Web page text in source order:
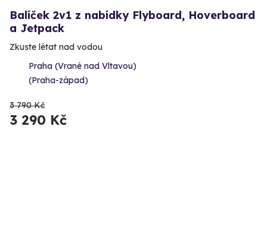
Balíček 2v1 z nabídky Flyboard, Hoverboard
a Jetpack
Zkuste létat nad vodou
Praha (Vrané nad Vltavou)
(Praha-západ)
3 790 Kč
3 290 Kč